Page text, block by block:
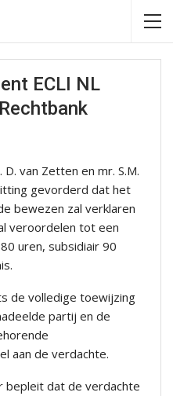
ECLI NL
van Zetten en mr. S.M.
gevorderd dat het
bewezen zal verklaren
veroordelen tot een
uren, subsidiair 90
de volledige toewijzing
partij en de
aan de verdachte.
bepleit dat de verdachte